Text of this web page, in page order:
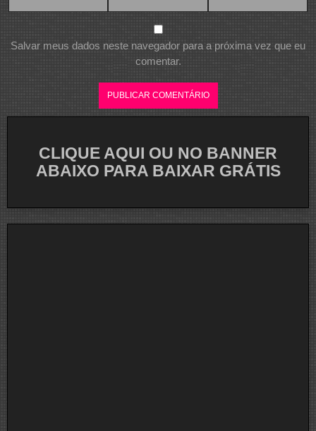
Salvar meus dados neste navegador para a próxima vez que eu
comentar.
CLIQUE AQUI OU NO BANNER
ABAIXO PARA BAIXAR GRÁTIS